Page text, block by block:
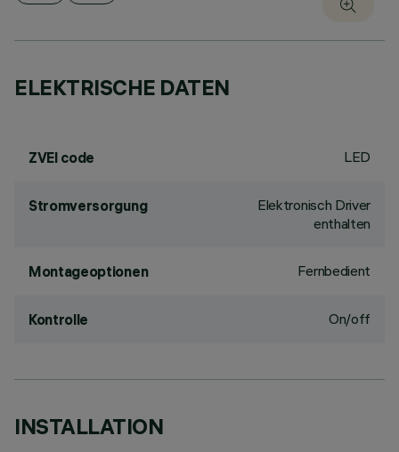
ELEKTRISCHE DATEN
ZVEI code LED
Stromversorgung
Elektronisch Driver
enthalten
Montageoptionen Fernbedient
Kontrolle On/off
INSTALLATION